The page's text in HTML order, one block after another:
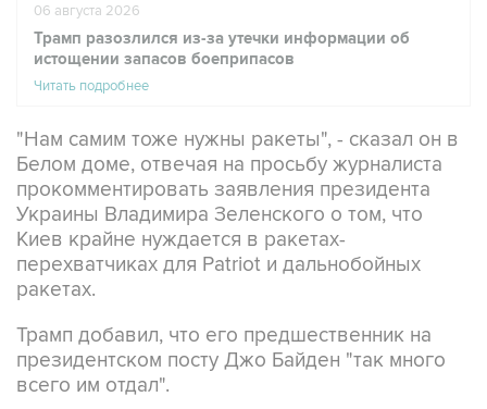
06 августа 2026
Трамп разозлился из-за утечки информации об
истощении запасов боеприпасов
Читать подробнее
"Нам самим тоже нужны ракеты", - сказал он в
Белом доме, отвечая на просьбу журналиста
прокомментировать заявления президента
Украины Владимира Зеленского о том, что
Киев крайне нуждается в ракетах-
перехватчиках для Patriot и дальнобойных
ракетах.
Трамп добавил, что его предшественник на
президентском посту Джо Байден "так много
всего им отдал".